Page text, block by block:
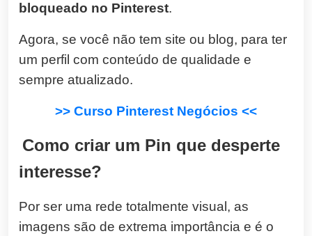
bloqueado no Pinterest.
Agora, se você não tem site ou blog, para ter
um perfil com conteúdo de qualidade e
sempre atualizado.
>> Curso Pinterest Negócios <<
Como criar um Pin que desperte
interesse?
Por ser uma rede totalmente visual, as
imagens são de extrema importância e é o